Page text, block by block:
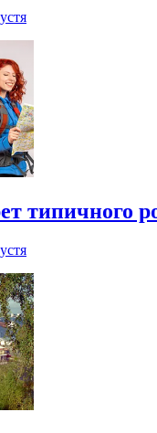
типичного